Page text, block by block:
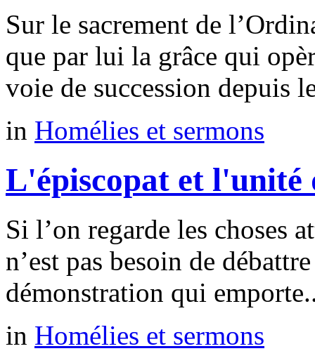
Sur le sacrement de
que par lui la grâce qui
voie de succession depuis
in Homélies et sermons
L'épiscopat et l'unité
Si l’on regarde les choses
n’est pas besoin de
démonstration qui
in Homélies et sermons